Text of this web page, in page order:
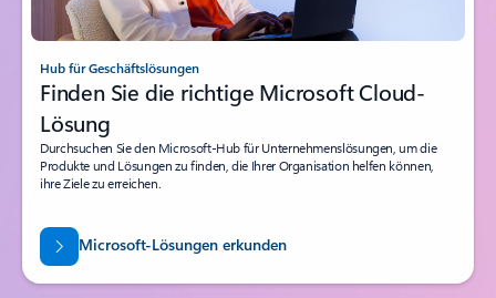
Hub für Geschäftslösungen
Finden Sie die richtige Microsoft Cloud-
Lösung
Durchsuchen Sie den Microsoft-Hub für Unternehmenslösungen, um die
Produkte und Lösungen zu finden, die Ihrer Organisation helfen können,
ihre Ziele zu erreichen.
Microsoft-Lösungen erkunden